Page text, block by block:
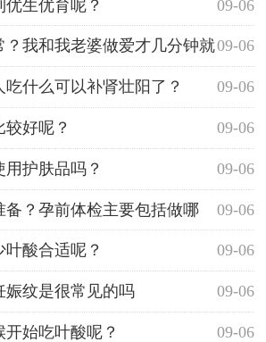
09-06
生优育呢？
09-06
？我和我老婆做爱才几分钟就
早泄啊？ 09-06
什么可以补肾壮阳了？
09-06
好呢？
09-06
护肤品吗？
09-06
备？孕前体检主要包括做哪
09-06
酸合适呢？
09-06
娠纹是很常见的吗
09-06
始吃叶酸呢？